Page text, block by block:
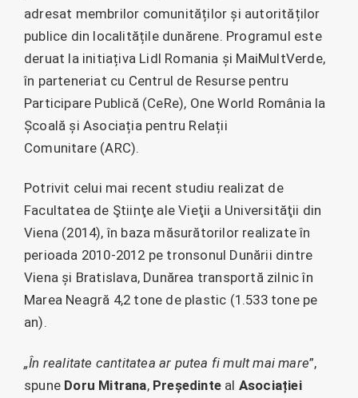
adresat membrilor comunităților și autorităților
publice din localitățile dunărene. Programul este
deruat la initiațiva Lidl Romania și MaiMultVerde,
în parteneriat cu Centrul de Resurse pentru
Participare Publică (CeRe), One World România la
Școală și Asociația pentru Relații
Comunitare (ARC).
Potrivit celui mai recent studiu realizat de
Facultatea de Ştiinţe ale Vieţii a Universităţii din
Viena (2014), în baza măsurătorilor realizate în
perioada 2010-2012 pe tronsonul Dunării dintre
Viena și Bratislava, Dunărea transportă zilnic în
Marea Neagră 4,2 tone de plastic (1.533 tone pe
an).
„În realitate cantitatea ar putea fi mult mai mare”,
spune Doru Mitrana,Președinte al Asociației